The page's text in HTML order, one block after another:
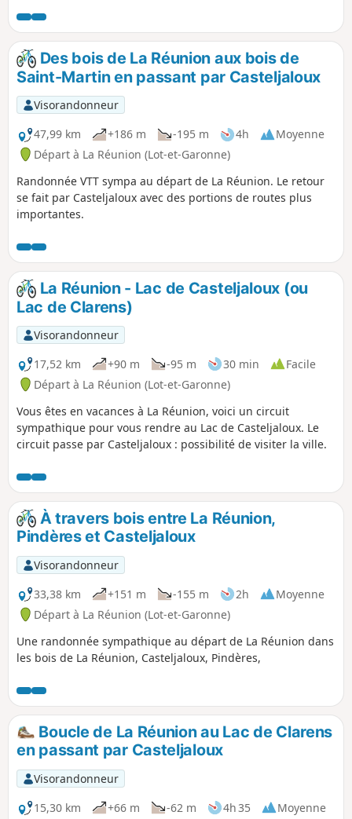
Des bois de La Réunion aux bois de
Saint-Martin en passant par Casteljaloux
Visorandonneur
47,99 km
+186 m -195 m 4h
Moyenne
Départ à La Réunion (Lot-et-Garonne)
Randonnée VTT sympa au départ de La Réunion. Le retour
se fait par Casteljaloux avec des portions de routes plus
importantes.
La Réunion - Lac de Casteljaloux (ou
Lac de Clarens)
Visorandonneur
17,52 km
+90 m -95 m 30 min
Facile
Départ à La Réunion (Lot-et-Garonne)
Vous êtes en vacances à La Réunion, voici un circuit
sympathique pour vous rendre au Lac de Casteljaloux. Le
circuit passe par Casteljaloux : possibilité de visiter la ville.
À travers bois entre La Réunion,
Pindères et Casteljaloux
Visorandonneur
33,38 km
+151 m -155 m 2h
Moyenne
Départ à La Réunion (Lot-et-Garonne)
Une randonnée sympathique au départ de La Réunion dans
les bois de La Réunion, Casteljaloux, Pindères,
Boucle de La Réunion au Lac de Clarens
en passant par Casteljaloux
Visorandonneur
15,30 km
+66 m -62 m 4h 35
Moyenne